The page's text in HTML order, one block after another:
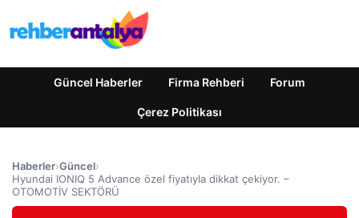
Güncel Haberler Firma Rehberi Forum
Çerez Politikası
Haberler›Güncel›
Hyundai IONIQ 5 Advance özel fiyatıyla dikkat çekiyor. –
OTOMOTİV SEKTÖRÜ